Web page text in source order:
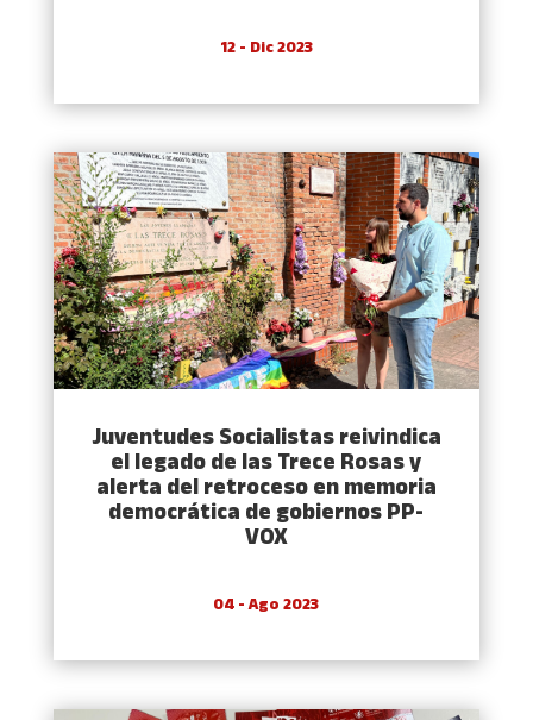
12 - Dic 2023
Juventudes Socialistas reivindica
el legado de las Trece Rosas y
alerta del retroceso en memoria
democrática de gobiernos PP-
VOX
04 - Ago 2023